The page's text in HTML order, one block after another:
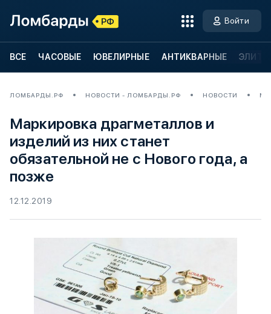
Войти
ВСЕ ЧАСОВЫЕ ЮВЕЛИРНЫЕ АНТИКВАРНЫЕ
ЛОМБАРДЫ.РФ НОВОСТИ - ЛОМБАРДЫ.РФ НОВОСТИ
Маркировка драгметаллов и
изделий из них станет
обязательной не с Нового года, а
позже
12.12.2019